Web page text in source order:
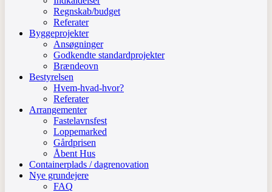
Regnskab/budget
Referater
Byggeprojekter
Ansøgninger
Godkendte standardprojekter
Brændeovn
Bestyrelsen
Hvem-hvad-hvor?
Referater
Arrangementer
Fastelavnsfest
Loppemarked
Gårdprisen
Åbent Hus
Containerplads / dagrenovation
Nye grundejere
FAQ